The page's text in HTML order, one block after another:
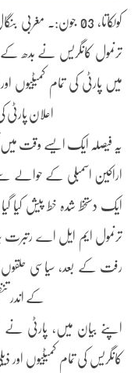
کولکاتا، 03
ترنمول کانگریس نے بدھ
میں پارٹی کی تمام کمیٹیوں
اعلان
اراکین اسمبلی کے حوالے
ایک دستخط شدہ خط پیش کیا
ترنمول ایم ایل اے رتبرت
رفت کے بعد، سیاسی
کے اندر
اپنے بیان میں، پارٹی نے
کانگریس کی تمام کمیٹیوں